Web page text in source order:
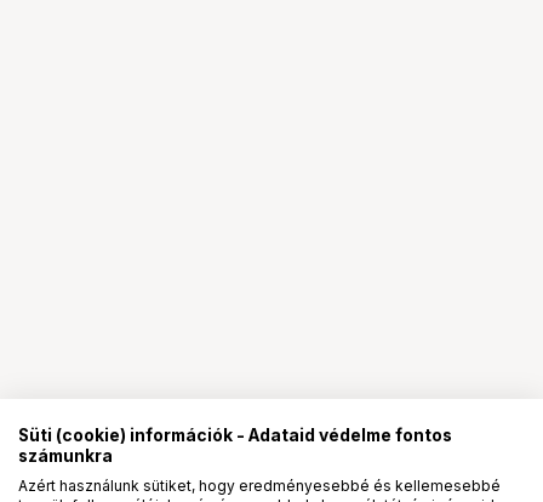
Süti (cookie) információk - Adataid védelme fontos
számunkra
Azért használunk sütiket, hogy eredményesebbé és kellemesebbé